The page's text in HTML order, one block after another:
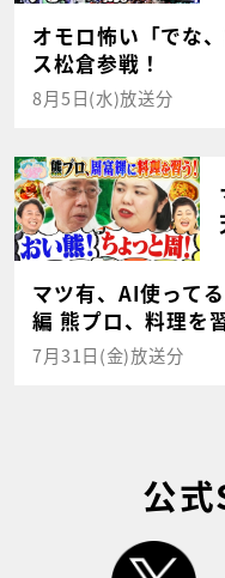
オモロ怖い「でな
ス松倉参戦！
8月5日(水)放送分
マツ有、AI使って
編 熊プロ、料理を
7月31日(金)放送分
公式